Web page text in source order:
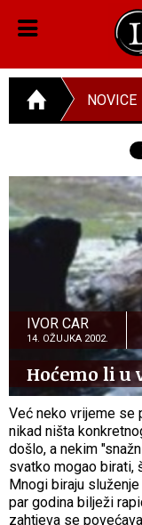
NOVICE
IVOR CAR
14. OŽUJKA 2002.
Hoćemo li u
Već neko vrijeme se
nikad ništa
došlo, a nekim
svatko mogao birati,
Mnogi biraju
par godina bilježi
zahtjeva se